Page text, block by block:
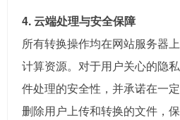
4. 云端处理与安全保障
所有转换操作均在网站服务器
计算资源。对于用户关心的隐
件处理的安全性，并承诺在一
删除用户上传和转换的文件，